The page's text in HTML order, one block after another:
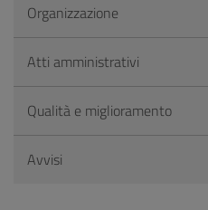
Organizzazione
Atti amministrativi
Qualità e miglioramento
Avvisi